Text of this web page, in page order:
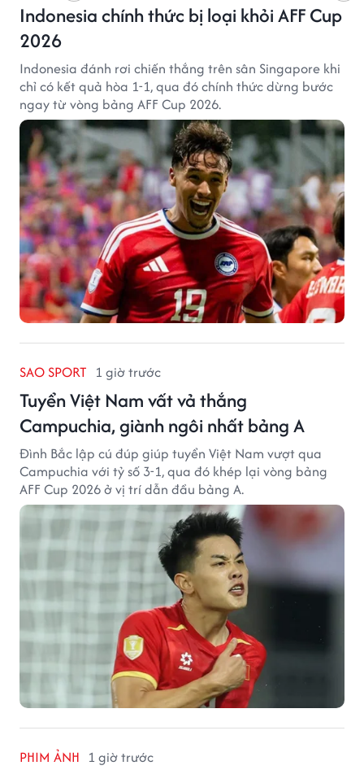
Indonesia chính thức bị loại khỏi AFF Cup
2026
Indonesia đánh rơi chiến thắng trên sân Singapore khi
chỉ có kết quả hòa 1-1, qua đó chính thức dừng bước
ngay từ vòng bảng AFF Cup 2026.
SAO SPORT 1 giờ trước
Tuyển Việt Nam vất vả thắng
Campuchia, giành ngôi nhất bảng A
Đình Bắc lập cú đúp giúp tuyển Việt Nam vượt qua
Campuchia với tỷ số 3-1, qua đó khép lại vòng bảng
AFF Cup 2026 ở vị trí dẫn đầu bảng A.
PHIM ẢNH 1 giờ trước